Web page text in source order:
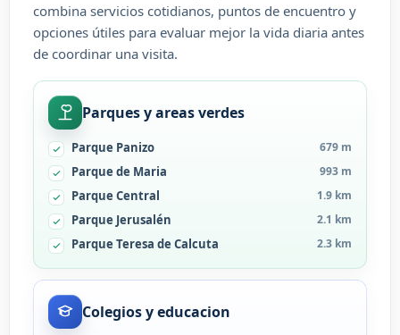
combina servicios cotidianos, puntos de encuentro y
opciones útiles para evaluar mejor la vida diaria antes
de coordinar una visita.
Parques y areas verdes
Parque Panizo 679 m
Parque de Maria 993 m
Parque Central 1.9 km
Parque Jerusalén 2.1 km
Parque Teresa de Calcuta 2.3 km
Colegios y educacion